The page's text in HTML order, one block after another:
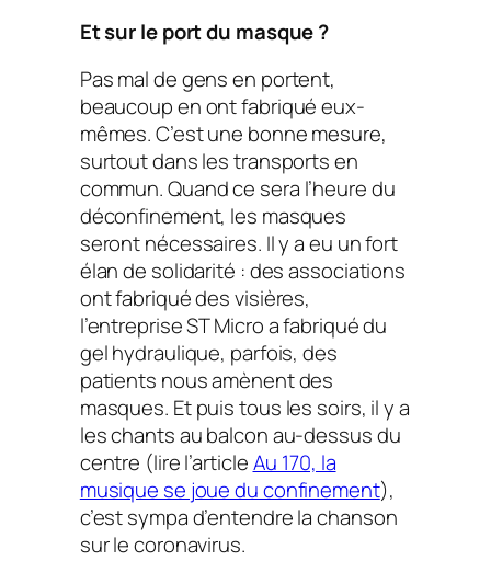
Et sur le port du masque ?
Pas mal de gens en portent,
beaucoup en ont fabriqué eux-
mêmes. C’est une bonne mesure,
surtout dans les transports en
commun. Quand ce sera l’heure du
déconfinement, les masques
seront nécessaires. Il y a eu un fort
élan de solidarité : des associations
ont fabriqué des visières,
l’entreprise ST Micro a fabriqué du
gel hydraulique, parfois, des
patients nous amènent des
masques. Et puis tous les soirs, il y a
les chants au balcon au-dessus du
centre (lire l’articleAu 170, la
musique se joue du confinement),
c’est sympa d’entendre la chanson
sur le coronavirus.